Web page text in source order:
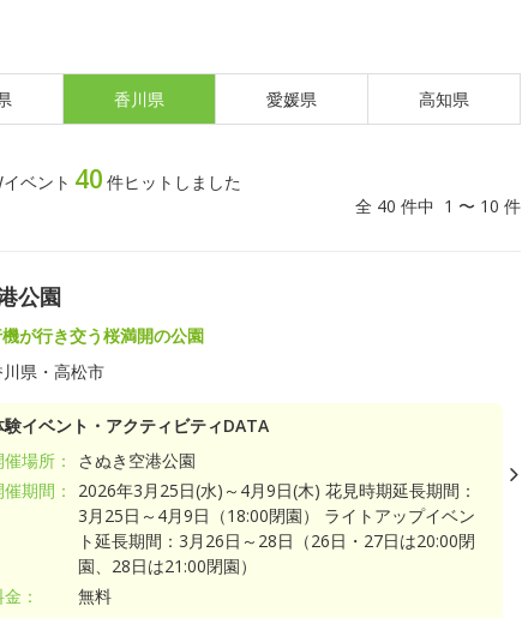
香川県 愛媛県 高知県
ベント 40 件ヒットしました
全 40 件中 1 〜 10 件
公園
が行き交う桜満開の公園
県・高松市
験イベント・アクティビティDATA
催場所：
さぬき空港公園
催期間：
2026年3月25日(水)～4月9日(木) 花見時期延長期間：
3月25日～4月9日（18:00閉園） ライトアップイベン
ト延長期間：3月26日～28日（26日・27日は20:00閉
園、28日は21:00閉園）
：
無料